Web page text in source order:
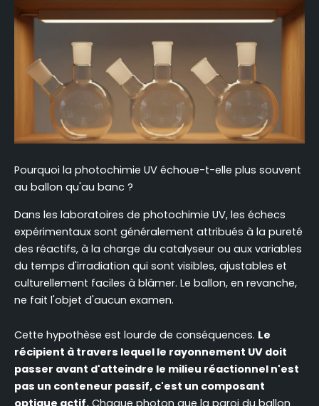
Pourquoi la photochimie UV échoue-t-elle plus souvent
au ballon qu'au banc ?
Dans les laboratoires de photochimie UV, les échecs
expérimentaux sont généralement attribués à la pureté
des réactifs, à la charge du catalyseur ou aux variables
du temps d'irradiation qui sont visibles, ajustables et
culturellement faciles à blâmer. Le ballon, en revanche,
ne fait l'objet d'aucun examen.
Cette hypothèse est lourde de conséquences. Le
récipient à travers lequel le rayonnement UV doit
passer avant d'atteindre le milieu réactionnel n'est
pas un conteneur passif, c'est un composant